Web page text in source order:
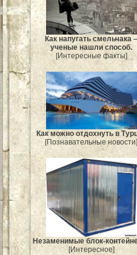
Как напугать смельчака –
ученые нашли способ.
[Интересные факты]
Как можно отдохнуть в
[Познавательные
Незаменимые блок-
[Интересное]